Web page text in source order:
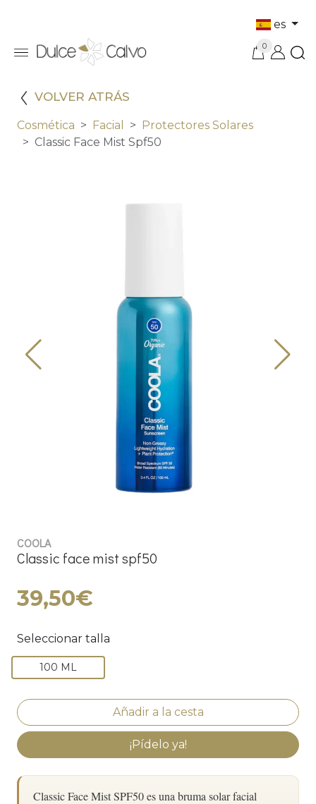
es
0
VOLVER ATRÁS
Cosmética Facial
Protectores Solares
Classic Face Mist Spf50
COOLA
Classic face mist spf50
39,50€
Seleccionar talla
100 ML
¡Pídelo ya!
Classic Face Mist SPF50 es una bruma solar facial